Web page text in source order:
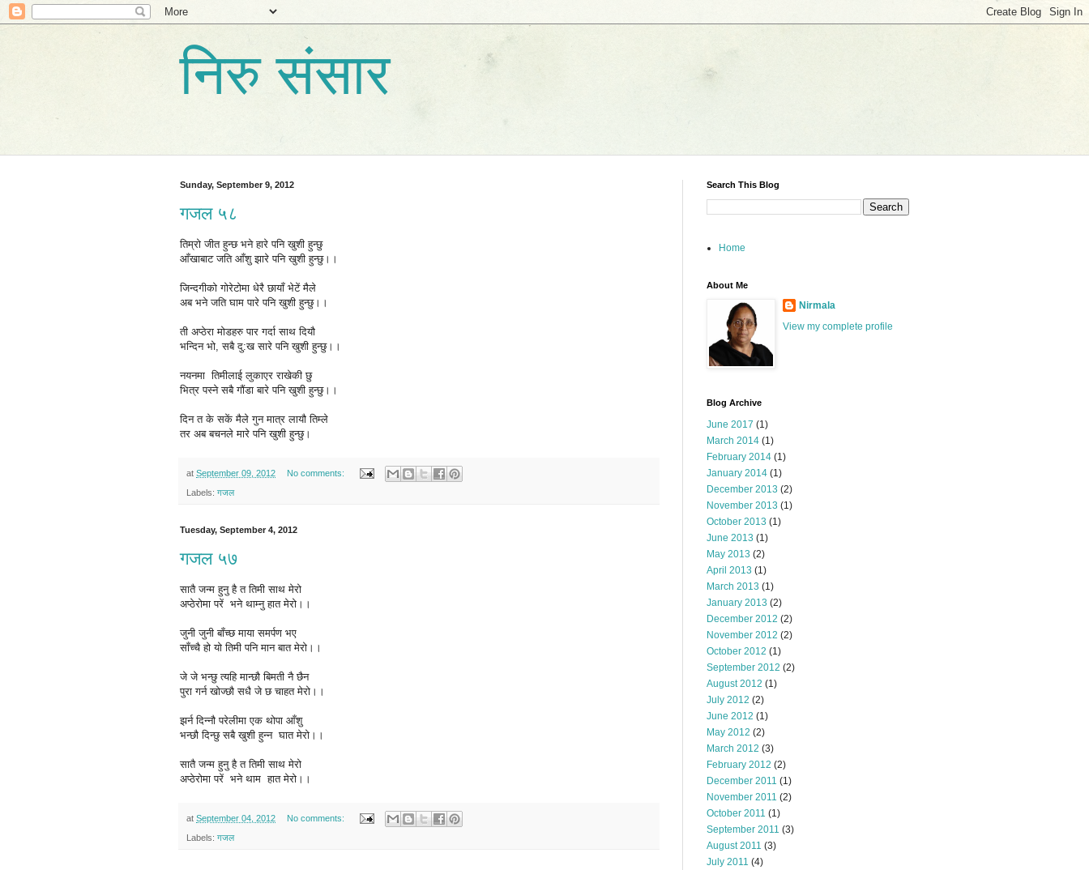
निरु संसार
Sunday, September 9, 2012
गजल ५८
तिम्रो जीत हुन्छ भने हारे पनि खुशी हुन्छु
आँखाबाट जति आँशु झारे पनि खुशी हुन्छु।।
जिन्दगीको गोरेटोमा धेरै छायाँ भेटें मैले
अब भने जति घाम पारे पनि खुशी हुन्छु।।
ती अप्ठेरा मोडहरु पार गर्दा साथ दियौ
भन्दिन भो, सबै दु:ख सारे पनि खुशी हुन्छु।।
नयनमा तिमीलाई लुकाएर राखेकी छु
भित्र पस्ने सबै गौंडा बारे पनि खुशी हुन्छु।।
दिन त के सकें मैले गुन मात्र लायौ तिम्ले
तर अब बचनले मारे पनि खुशी हुन्छु।
at September 09, 2012 No comments:
Labels: गजल
Tuesday, September 4, 2012
गजल ५७
सातै जन्म हुनु है त तिमी साथ मेरो
अप्ठेरोमा परें भने थाम्नु हात मेरो।।
जुनी जुनी बाँच्छ माया समर्पण भए
साँच्चै हो यो तिमी पनि मान बात मेरो।।
जे जे भन्छु त्यहि मान्छौ बिमती नै छैन
पुरा गर्न खोज्छौ सधै जे छ चाहत मेरो।।
झर्न दिन्नौ परेलीमा एक थोपा आँशु
भन्छौ दिन्छु सबै खुशी हुन्न घात मेरो।।
सातै जन्म हुनु है त तिमी साथ मेरो
अप्ठेरोमा परें भने थाम हात मेरो।।
at September 04, 2012 No comments:
Labels: गजल
Search This Blog
Home
About Me
Nirmala
View my complete profile
Blog Archive
June 2017 (1)
March 2014 (1)
February 2014 (1)
January 2014 (1)
December 2013 (2)
November 2013 (1)
October 2013 (1)
June 2013 (1)
May 2013 (2)
April 2013 (1)
March 2013 (1)
January 2013 (2)
December 2012 (2)
November 2012 (2)
October 2012 (1)
September 2012 (2)
August 2012 (1)
July 2012 (2)
June 2012 (1)
May 2012 (2)
March 2012 (3)
February 2012 (2)
December 2011 (1)
November 2011 (2)
October 2011 (1)
September 2011 (3)
August 2011 (3)
July 2011 (4)